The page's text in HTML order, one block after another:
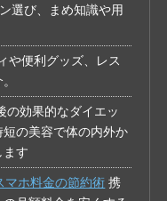
選び、まめ知識や用
や便利グッズ、レス
の効果的なダイエッ
短の美容で体の内外か
ます
マホ料金の節約術 携